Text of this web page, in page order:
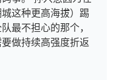
这种更高海拔）踢
最不担心的那个，
做持续高强度折返